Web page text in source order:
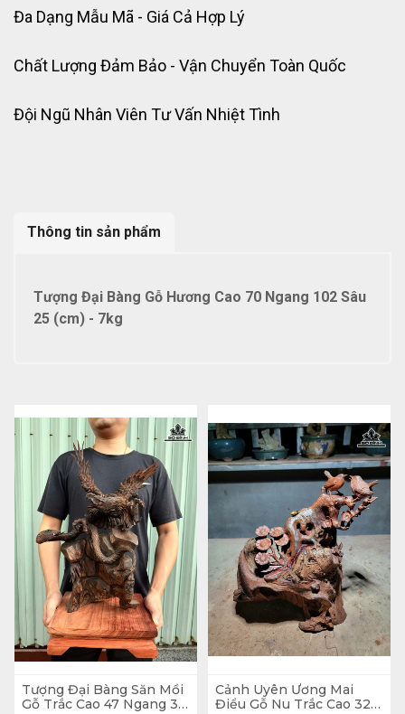
Đa Dạng Mẫu Mã - Giá Cả Hợp Lý
Chất Lượng Đảm Bảo - Vận Chuyển Toàn Quốc
Đội Ngũ Nhân Viên Tư Vấn Nhiệt Tình
Thông tin sản phẩm
Tượng Đại Bàng Gỗ Hương Cao 70 Ngang 102 Sâu
25 (cm) - 7kg
Tượng Đại Bàng Săn Mồi
Gỗ Trắc Cao 47 Ngang 36
Cảnh Uyên Ương Mai
Điểu Gỗ Nu Trắc Cao 32